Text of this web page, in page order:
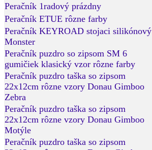
Peračník 1radový prázdny
Peračník ETUE rôzne farby
Peračník KEYROAD stojaci silikónový
Monster
Peračník puzdro so zipsom SM 6
gumičiek klasický vzor rôzne farby
Peračník puzdro taška so zipsom
22x12cm rôzne vzory Donau Gimboo
Zebra
Peračník puzdro taška so zipsom
22x12cm rôzne vzory Donau Gimboo
Motýle
Peračník puzdro taška so zipsom